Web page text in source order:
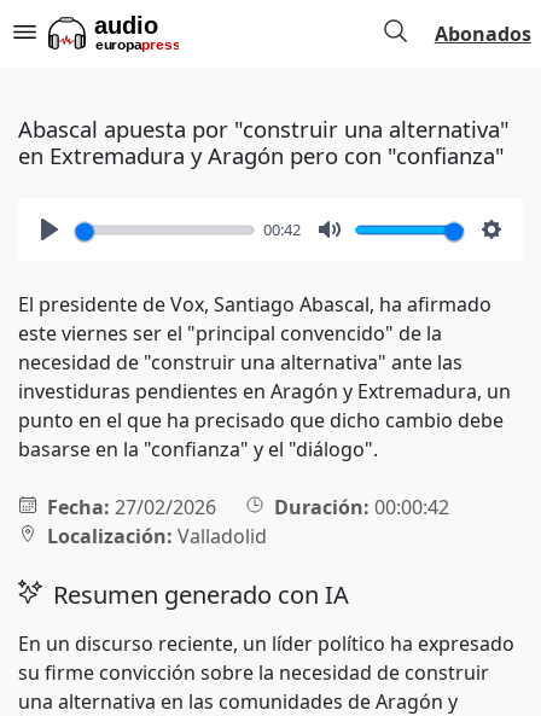
Abonados
Abascal apuesta por "construir una alternativa"
en Extremadura y Aragón pero con "confianza"
00:42
El presidente de Vox, Santiago Abascal, ha afirmado
este viernes ser el "principal convencido" de la
necesidad de "construir una alternativa" ante las
investiduras pendientes en Aragón y Extremadura, un
punto en el que ha precisado que dicho cambio debe
basarse en la "confianza" y el "diálogo".
Fecha: 27/02/2026 Duración: 00:00:42
Localización: Valladolid
Resumen generado con IA
En un discurso reciente, un líder político ha expresado
su firme convicción sobre la necesidad de construir
una alternativa en las comunidades de Aragón y